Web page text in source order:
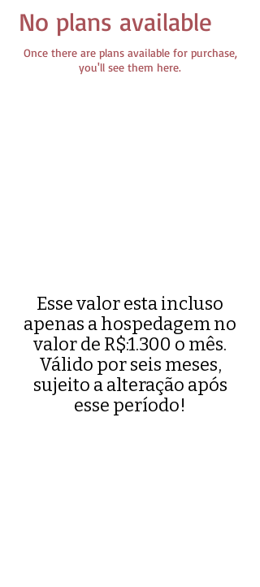
No plans available
Once there are plans available for purchase,
you'll see them here.
Esse valor esta incluso
apenas a hospedagem no
valor de R$:1.300 o mês.
Válido por seis meses,
sujeito a alteração após
esse período!